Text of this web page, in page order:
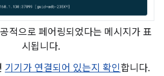
적으로 페어링되었다는 메시지가 표
시됩니다.
기기가 연결되어 있는지 확인합니다.